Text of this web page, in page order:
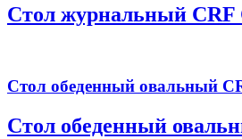
Стол журнальный CRF
Стол обеденный овальный
Стол обеденный